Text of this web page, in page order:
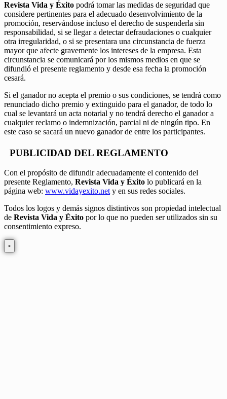
Revista Vida y Éxito podrá tomar las medidas de seguridad que
considere pertinentes para el adecuado desenvolvimiento de la
promoción, reservándose incluso el derecho de suspenderla sin
responsabilidad, si se llegar a detectar defraudaciones o cualquier
otra irregularidad, o si se presentara una circunstancia de fuerza
mayor que afecte gravemente los intereses de la empresa. Esta
circunstancia se comunicará por los mismos medios en que se
difundió el presente reglamento y desde esa fecha la promoción
cesará.
Si el ganador no acepta el premio o sus condiciones, se tendrá como
renunciado dicho premio y extinguido para el ganador, de todo lo
cual se levantará un acta notarial y no tendrá derecho el ganador a
cualquier reclamo o indemnización, parcial ni de ningún tipo. En
este caso se sacará un nuevo ganador de entre los participantes.
PUBLICIDAD DEL REGLAMENTO
Con el propósito de difundir adecuadamente el contenido del
presente Reglamento, Revista Vida y Éxito lo publicará en la
página web: www.vidayexito.net y en sus redes sociales.
Todos los logos y demás signos distintivos son propiedad intelectual
de Revista Vida y Éxito por lo que no pueden ser utilizados sin su
consentimiento expreso.
×